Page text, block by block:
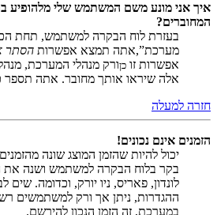
איך אני מונע משם המשתמש שלי מלהופיע
המחוברים?
בעזרת לוח הבקרה למשתמש, תחת
מערכת”,אתה תמצא אפשרות הסתר
אפשרות זו כןורק מנהלי המערכת,
אלה שיראו אותך מחובר. אתה
חזרה למעלה
הזמנים אינם נכונים!
יכול להיות שהזמן המוצג שונה
בקר בלוח הבקרה למשתמש ושנה את
לונדון, פאריס, ניו יורק, וכדומה. שים
ההגדרות, ניתן אך ורק למשתמשים
במערכת, זה הזמן הנכון להירשם.